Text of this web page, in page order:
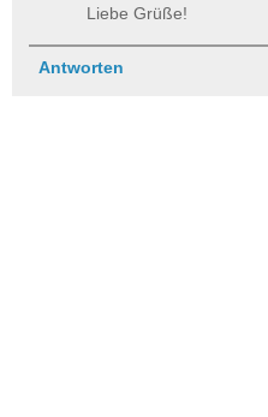
Liebe Grüße!
Antworten